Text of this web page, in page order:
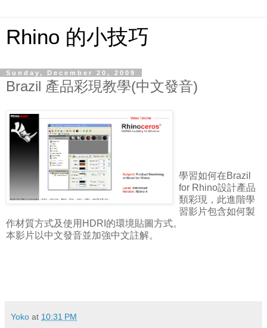
Rhino 的小技巧
Sunday, December 20, 2009
Brazil 產品彩現教學(中文發音)
學習如何在Brazil
for Rhino設計產品
類彩現，此進階學
習影片包含如何製
作材質方式及使用HDRI的環境貼圖方式。
本影片以中文發音並加強中文註解。
Yoko at 10:31 PM